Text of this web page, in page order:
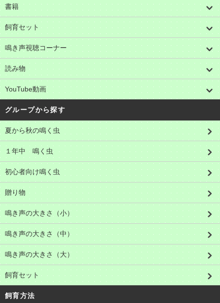
書籍
飼育セット
鳴き声視聴コーナー
読み物
YouTube動画
グループから探す
夏から秋の鳴く虫
１年中 鳴く虫
初心者向け鳴く虫
贈り物
鳴き声の大きさ（小）
鳴き声の大きさ（中）
鳴き声の大きさ（大）
飼育セット
飼育方法